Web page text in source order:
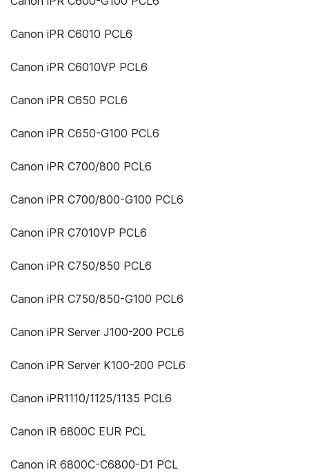
Canon iPR C6010 PCL6
Canon iPR C6010VP PCL6
Canon iPR C650 PCL6
Canon iPR C650-G100 PCL6
Canon iPR C700/800 PCL6
Canon iPR C700/800-G100 PCL6
Canon iPR C7010VP PCL6
Canon iPR C750/850 PCL6
Canon iPR C750/850-G100 PCL6
Canon iPR Server J100-200 PCL6
Canon iPR Server K100-200 PCL6
Canon iPR1110/1125/1135 PCL6
Canon iR 6800C EUR PCL
Canon iR 6800C-C6800-D1 PCL